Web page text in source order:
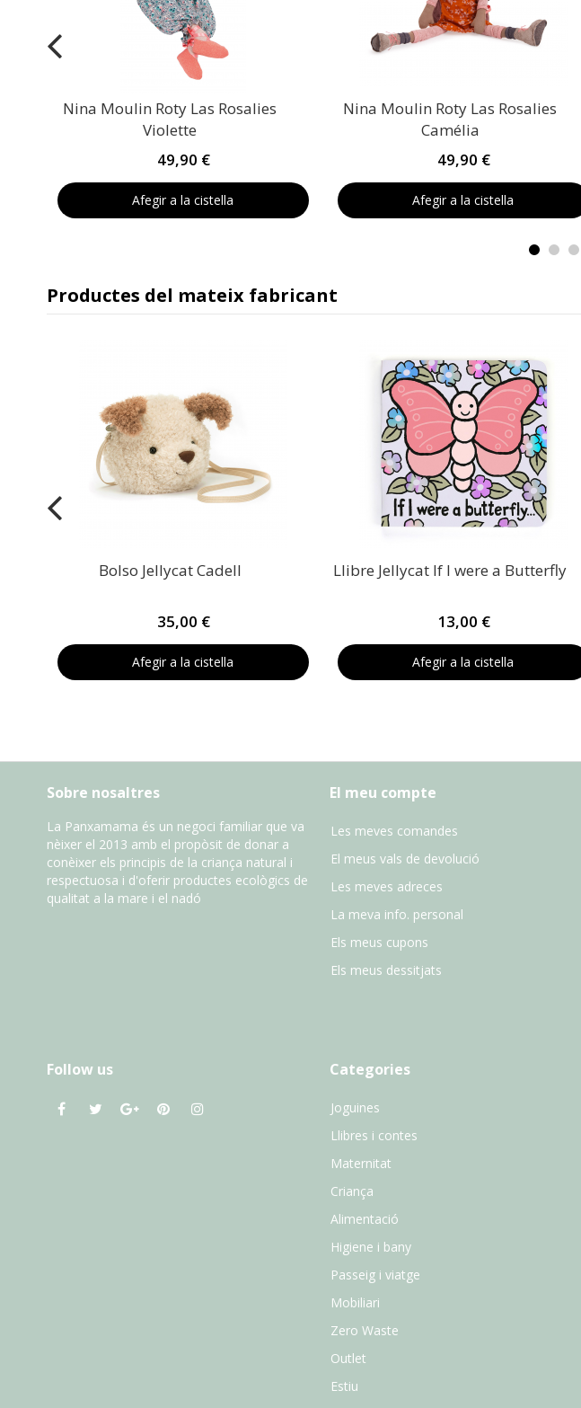
Nina Moulin Roty Las Rosalies
Violette
49,90 €
Afegir a la cistella
Nina Moulin Roty Las Rosalies
Camélia
49,90 €
Afegir a la cistella
Productes del mateix fabricant
Bolso Jellycat Cadell
35,00 €
Afegir a la cistella
Llibre Jellycat If I were a Butterfly
13,00 €
Afegir a la cistella
Sobre nosaltres
La Panxamama és un negoci familiar que va
nèixer el 2013 amb el propòsit de donar a
conèixer els principis de la criança natural i
respectuosa i d'oferir productes ecològics de
qualitat a la mare i el nadó
El meu compte
Les meves comandes
El meus vals de devolució
Les meves adreces
La meva info. personal
Els meus cupons
Els meus dessitjats
Follow us Categories
Joguines
Llibres i contes
Maternitat
Criança
Alimentació
Higiene i bany
Passeig i viatge
Mobiliari
Zero Waste
Outlet
Estiu